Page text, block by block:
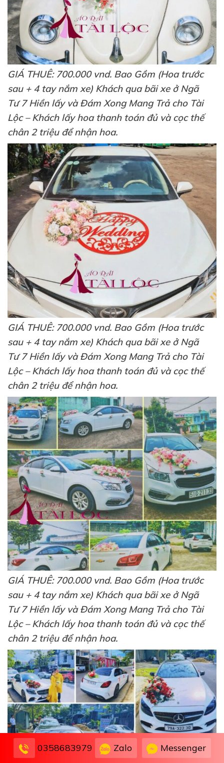
GIÁ THUÊ: 700.000 vnd. Bao Gồm (Hoa trước
sau + 4 tay nắm xe) Khách qua bãi xe ở Ngã
Tư 7 Hiền lấy và Đám Xong Mang Trả cho Tài
Lộc – Khách lấy hoa thanh toán đủ và cọc thế
chân 2 triệu để nhận hoa.
GIÁ THUÊ: 700.000 vnd. Bao Gồm (Hoa trước
sau + 4 tay nắm xe) Khách qua bãi xe ở Ngã
Tư 7 Hiền lấy và Đám Xong Mang Trả cho Tài
Lộc – Khách lấy hoa thanh toán đủ và cọc thế
chân 2 triệu để nhận hoa.
GIÁ THUÊ: 700.000 vnd. Bao Gồm (Hoa trước
sau + 4 tay nắm xe) Khách qua bãi xe ở Ngã
Tư 7 Hiền lấy và Đám Xong Mang Trả cho Tài
Lộc – Khách lấy hoa thanh toán đủ và cọc thế
chân 2 triệu để nhận hoa.
0358683979 Zalo Messenger